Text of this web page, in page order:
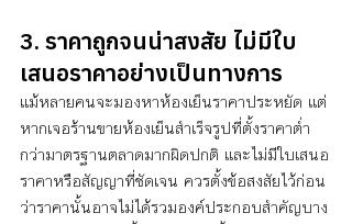
3. ราคาถูกจนน่าสงสัย ไม่มีใบ
เสนอราคาอย่างเป็นทางการ
แม้หลายคนจะมองหาห้องเย็นราคาประหยัด แต่
หากเจอร้านขายห้องเย็นสำเร็จรูปที่ตั้งราคาต่ำ
กว่ามาตรฐานตลาดมากผิดปกติ และไม่มีใบเสนอ
ราคาหรือสัญญาที่ชัดเจน ควรตั้งข้อสงสัยไว้ก่อน
ว่าราคานั้นอาจไม่ได้รวมองค์ประกอบสำคัญบาง